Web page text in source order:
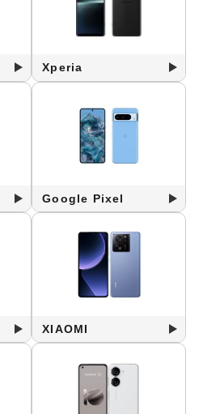
Xperia
Google Pixel
XIAOMI